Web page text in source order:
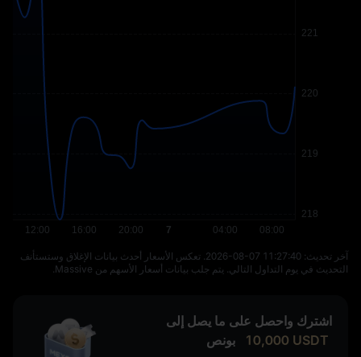
آخر تحديث: ⁦2026-08-07 11:27:40⁩. تعكس الأسعار أحدث بيانات الإغلاق وستستأنف
التحديث في يوم التداول التالي. يتم جلب بيانات أسعار الأسهم من Massive.
اشترك واحصل على ما يصل إلى
10,000 USDT بونص